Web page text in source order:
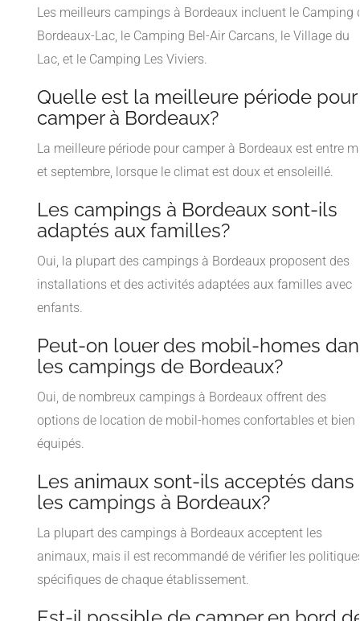
Les meilleurs campings à Bordeaux incluent le Camping
Bordeaux-Lac, le Camping Bel-Air Carcans, le Village du
Lac, et le Camping Les Viviers.
Quelle est la meilleure période pour
camper à Bordeaux?
La meilleure période pour camper à Bordeaux est entre
et septembre, lorsque le climat est doux et ensoleillé.
Les campings à Bordeaux sont-ils
adaptés aux familles?
Oui, la plupart des campings à Bordeaux proposent des
installations et des activités adaptées aux familles avec
enfants.
Peut-on louer des mobil-homes
les campings de Bordeaux?
Oui, de nombreux campings à Bordeaux offrent des
options de location de mobil-homes confortables et bien
équipés.
Les animaux sont-ils acceptés dans
les campings à Bordeaux?
La plupart des campings à Bordeaux acceptent les
animaux, mais il est recommandé de vérifier les
spécifiques de chaque établissement.